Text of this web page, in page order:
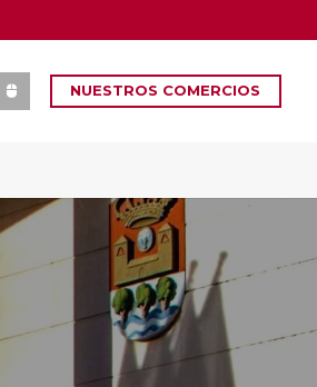
NUESTROS COMERCIOS